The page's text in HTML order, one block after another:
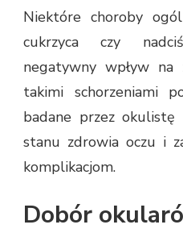
Niektóre choroby
cukrzyca czy
negatywny wpływ na
takimi schorzeniami
badane przez
stanu zdrowia oczu i
komplikacjom.
Dobór